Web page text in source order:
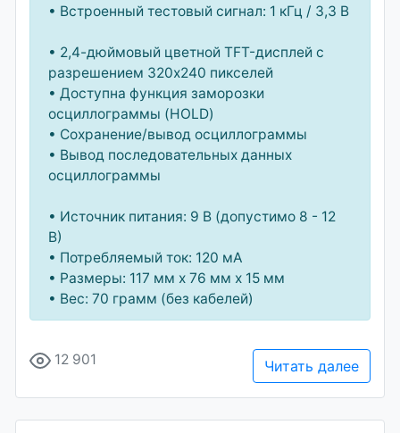
• Встроенный тестовый сигнал: 1 кГц / 3,3 В
• 2,4-дюймовый цветной TFT-дисплей с
разрешением 320x240 пикселей
• Доступна функция заморозки
осциллограммы (HOLD)
• Сохранение/вывод осциллограммы
• Вывод последовательных данных
осциллограммы
• Источник питания: 9 В (допустимо 8 - 12
В)
• Потребляемый ток: 120 мА
• Размеры: 117 мм x 76 мм x 15 мм
• Вес: 70 грамм (без кабелей)
12 901 Читать далее